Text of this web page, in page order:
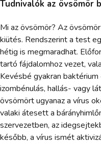
Tudnivalók az övsömör
Mi az övsömör? Az
kiütés. Rendszerint a test
hétig is megmaradhat.
tartó fájdalomhoz vezet,
Kevésbé gyakran
izombénulás, hallás- vagy
övsömört ugyanaz a vírus
valaki átesett a
szervezetben, az
később, a vírus ismét